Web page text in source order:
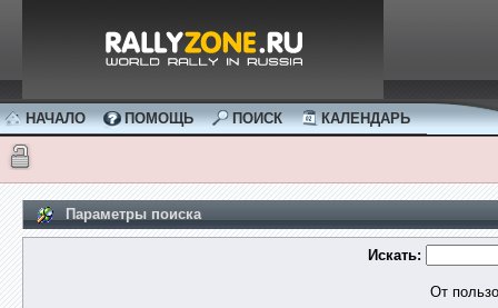
НАЧАЛО ПОМОЩЬ ПОИСК КАЛЕНДАРЬ
Параметры поиска
Искать:
От